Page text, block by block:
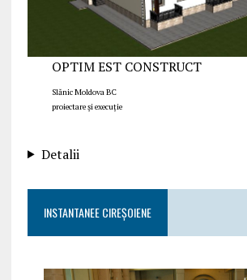
OPTIM EST CONSTRUCT
Slănic Moldova BC
proiectare și execuție
Detalii
INSTANTANEE CIREȘOIENE